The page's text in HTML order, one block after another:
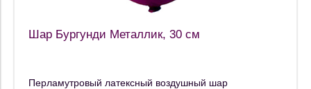
Шар Бургунди Металлик, 30 см
Перламутровый латексный воздушный шар